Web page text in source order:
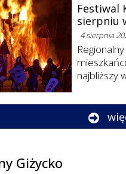
Festiwal
sierpniu
4 sierpnia
najbliższy
Giżycko